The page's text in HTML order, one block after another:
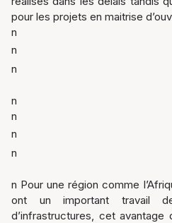
pour les projets en maitrise
n
n
n
n
n
n
n
n Pour une région comme
ont un important travail
d’infrastructures, cet